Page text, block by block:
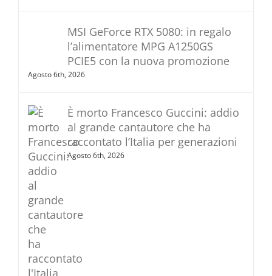
MSI GeForce RTX 5080: in regalo
l’alimentatore MPG A1250GS
PCIE5 con la nuova promozione
Agosto 6th, 2026
È morto Francesco Guccini: addio
al grande cantautore che ha
raccontato l’Italia per generazioni
Agosto 6th, 2026